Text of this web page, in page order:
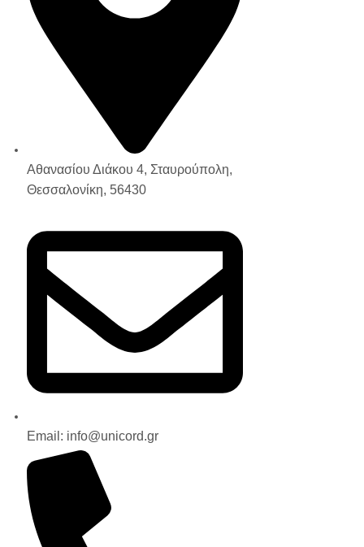
Αθανασίου Διάκου 4, Σταυρούπολη,
Θεσσαλονίκη, 56430
Email: info@unicord.gr